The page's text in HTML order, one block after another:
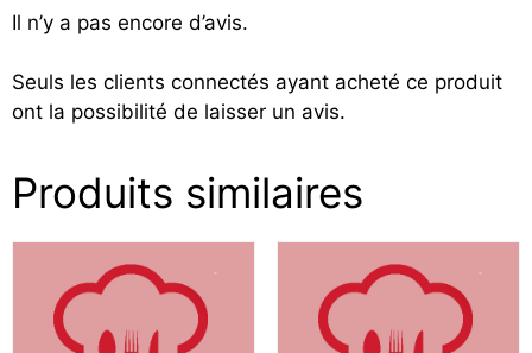
Il n’y a pas encore d’avis.
Seuls les clients connectés ayant acheté ce produit
ont la possibilité de laisser un avis.
Produits similaires